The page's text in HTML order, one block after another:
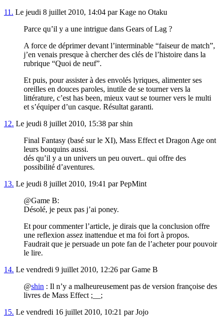
11. Le jeudi 8 juillet 2010, 14:04 par Kage no Otaku
Parce qu’il y a une intrigue dans Gears of Lag ?
A force de déprimer devant l’interminable “faiseur de match”,
j’en venais presque à chercher des clés de l’histoire dans la
rubrique “Quoi de neuf”.
Et puis, pour assister à des envolés lyriques, alimenter ses
oreilles en douces paroles, inutile de se tourner vers la
littérature, c’est has been, mieux vaut se tourner vers le multi
et s’équiper d’un casque. Résultat garanti.
12. Le jeudi 8 juillet 2010, 15:38 par shin
Final Fantasy (basé sur le XI), Mass Effect et Dragon Age ont
leurs bouquins aussi.
dés qu’il y a un univers un peu ouvert.. qui offre des
possibilité d’aventures.
13. Le jeudi 8 juillet 2010, 19:41 par PepMint
@Game B:
Désolé, je peux pas j’ai poney.
Et pour commenter l’article, je dirais que la conclusion offre
une reflexion assez inattendue et ma foi fort à propos.
Faudrait que je persuade un pote fan de l’acheter pour pouvoir
le lire.
14. Le vendredi 9 juillet 2010, 12:26 par Game B
@shin : Il n’y a malheureusement pas de version françoise des
livres de Mass Effect ;__;
15. Le vendredi 16 juillet 2010, 10:21 par Jojo